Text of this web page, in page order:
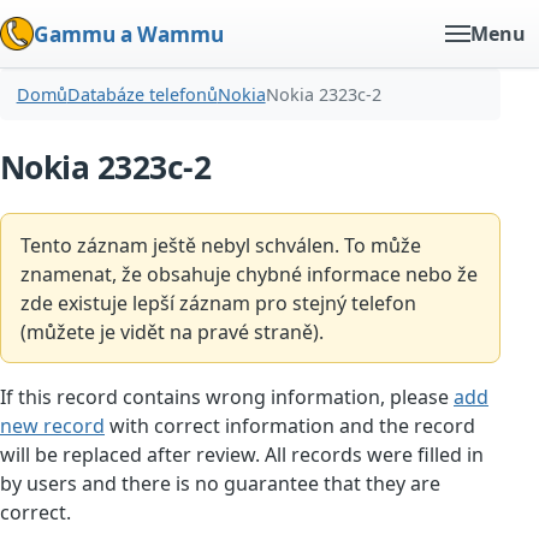
Gammu a Wammu Menu
DomůDatabáze telefonůNokiaNokia 2323c-2
Nokia 2323c-2
Tento záznam ještě nebyl schválen. To může
znamenat, že obsahuje chybné informace nebo že
zde existuje lepší záznam pro stejný telefon
(můžete je vidět na pravé straně).
If this record contains wrong information, pleaseadd
new record with correct information and the record
will be replaced after review. All records were filled in
by users and there is no guarantee that they are
correct.